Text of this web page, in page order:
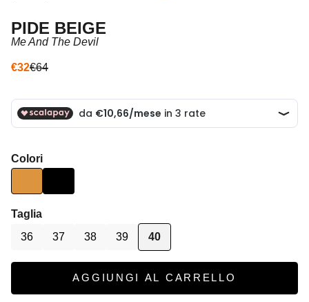
PIDE BEIGE
Me And The Devil
Prezzo scontato
€32Prezzo
€64
Colori
Taglia
36
37 38 39 40
AGGIUNGI AL CARRELLO